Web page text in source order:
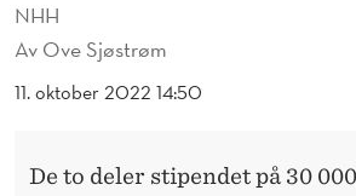
E
T
NHH
Av Ove Sjøstrøm
11. oktober 2022 14:50
De to deler stipendet på 30